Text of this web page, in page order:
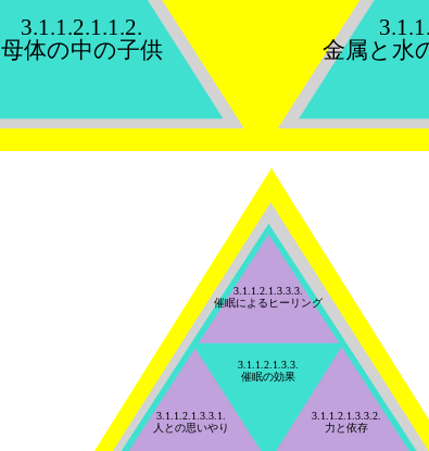
3.1.1.2.1.1.2.
母体の中の子供
金属と水
3.1.1.2.1.3.3.
催眠の効果
3.1.1.2.1.3.3.1.
人との思いやり
3.1.1.2.1.3.3.2.
力と依存
3.1.1.2.1.3.3.3.
催眠によるヒーリング